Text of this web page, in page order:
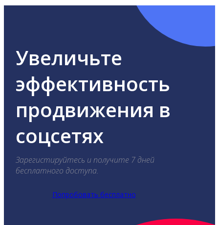
Увеличьте
эффективность
продвижения в
соцсетях
Зарегистируйтесь и получите 7 дней
бесплатного доступа.
Попробовать бесплатно